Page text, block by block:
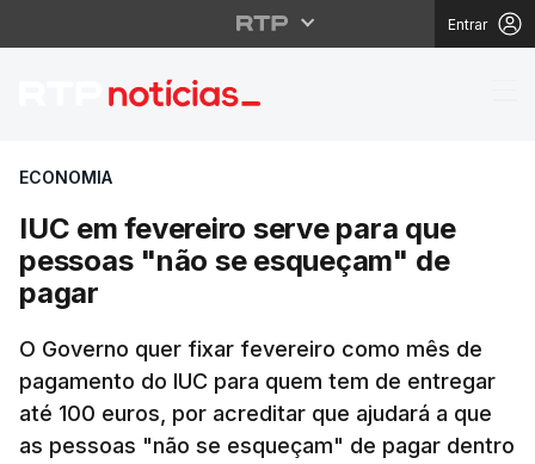
Entrar
IUC em fevereiro
ECONOMIA
IUC em fevereiro serve para que
pessoas "não se esqueçam" de
pagar
O Governo quer fixar fevereiro como mês de
pagamento do IUC para quem tem de entregar
até 100 euros, por acreditar que ajudará a que
as pessoas "não se esqueçam" de pagar dentro